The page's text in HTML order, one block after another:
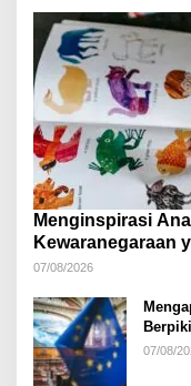
Menginspirasi
Kewaranegaraan
07/08/2026
07/08/